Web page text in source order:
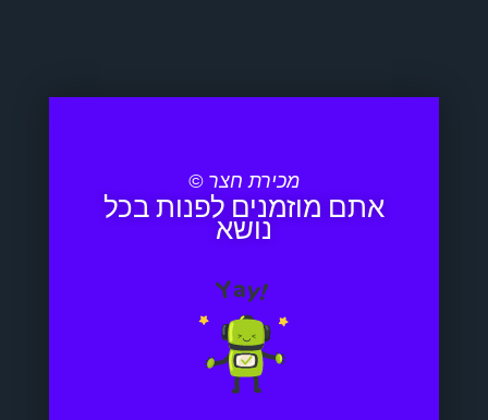
מכירת חצר ©
אתם מוזמנים לפנות בכל
נושא